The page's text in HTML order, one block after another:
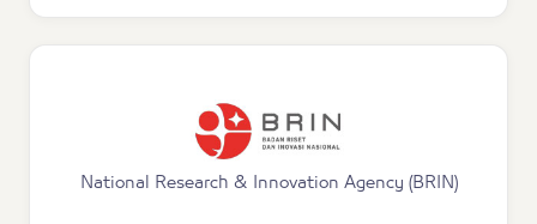
National Research & Innovation Agency (BRIN)